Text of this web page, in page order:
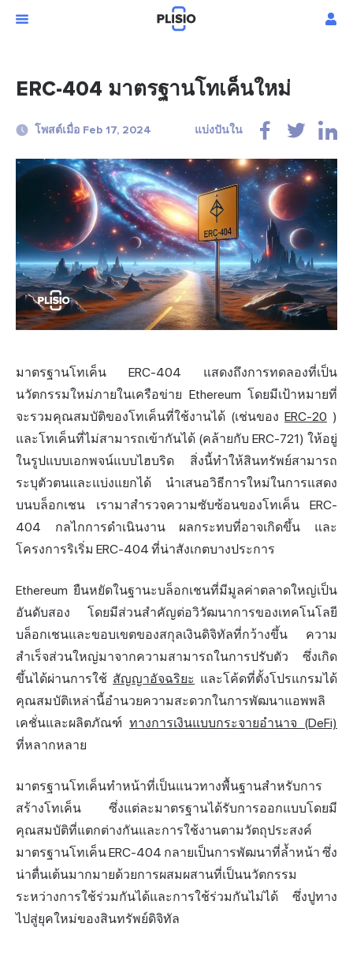
ERC-404 มาตรฐานโทเค็นใหม่
โพสต์เมื่อ Feb 17, 2024 แบ่งปันใน
มาตรฐานโทเค็น ERC-404 แสดงถึงการทดลองที่เป็น
นวัตกรรมใหม่ภายในเครือข่าย Ethereum โดยมีเป้าหมายที่
จะรวมคุณสมบัติของโทเค็นที่ใช้งานได้ (เช่นของ ERC-20 )
และโทเค็นที่ไม่สามารถเข้ากันได้ (คล้ายกับ ERC-721) ให้อยู่
ในรูปแบบเอกพจน์แบบไฮบริด สิ่งนี้ทำให้สินทรัพย์สามารถ
ระบุตัวตนและแบ่งแยกได้ นำเสนอวิธีการใหม่ในการแสดง
บนบล็อกเชน เรามาสำรวจความซับซ้อนของโทเค็น ERC-
404 กลไกการดำเนินงาน ผลกระทบที่อาจเกิดขึ้น และ
โครงการริเริ่ม ERC-404 ที่น่าสังเกตบางประการ
Ethereum ยืนหยัดในฐานะบล็อกเชนที่มีมูลค่าตลาดใหญ่เป็น
อันดับสอง โดยมีส่วนสำคัญต่อวิวัฒนาการของเทคโนโลยี
บล็อกเชนและขอบเขตของสกุลเงินดิจิทัลที่กว้างขึ้น ความ
สำเร็จส่วนใหญ่มาจากความสามารถในการปรับตัว ซึ่งเกิด
ขึ้นได้ผ่านการใช้ สัญญาอัจฉริยะ และโค้ดที่ตั้งโปรแกรมได้
คุณสมบัติเหล่านี้อำนวยความสะดวกในการพัฒนาแอพพลิ
เคชั่นและผลิตภัณฑ์ ทางการเงินแบบกระจายอำนาจ (DeFi)
ที่หลากหลาย
มาตรฐานโทเค็นทำหน้าที่เป็นแนวทางพื้นฐานสำหรับการ
สร้างโทเค็น ซึ่งแต่ละมาตรฐานได้รับการออกแบบโดยมี
คุณสมบัติที่แตกต่างกันและการใช้งานตามวัตถุประสงค์
มาตรฐานโทเค็น ERC-404 กลายเป็นการพัฒนาที่ล้ำหน้า ซึ่ง
น่าตื่นเต้นมากมายด้วยการผสมผสานที่เป็นนวัตกรรม
ระหว่างการใช้ร่วมกันได้และการใช้ร่วมกันไม่ได้ ซึ่งปูทาง
ไปสู่ยุคใหม่ของสินทรัพย์ดิจิทัล